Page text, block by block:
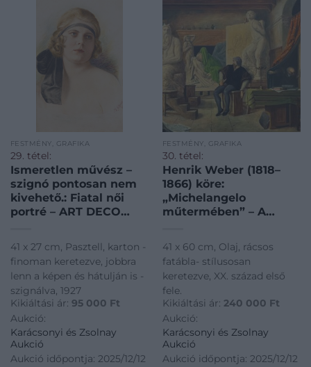
FESTMÉNY, GRAFIKA
29. tétel:
Ismeretlen művész –
szignó pontosan nem
kivehető.: Fiatal női
portré – ART DECO
41 x 27 cm, Pasztell, karton -
finoman keretezve, jobbra
lenn a képen és hátulján is -
szignálva, 1927
Kikiáltási ár: 95 000 Ft
Aukció:
Karácsonyi és Zsolnay
Aukció
Aukció időpontja: 2025/12/12
FESTMÉNY, GRAFIKA
30. tétel:
Henrik Weber (1818–
1866) köre:
„Michelangelo
műtermében” – A
41 x 60 cm, Olaj, rácsos
fatábla- stílusosan
keretezve, XX. század első
fele.
Kikiáltási ár: 240 000 Ft
Aukció:
Karácsonyi és Zsolnay
Aukció
Aukció időpontja: 2025/12/12